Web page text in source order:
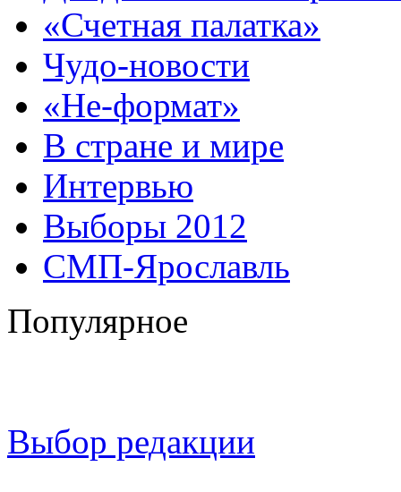
«Счетная палатка»
Чудо-новости
«Не-формат»
В стране и мире
Интервью
Выборы 2012
СМП-Ярославль
Популярное
Выбор редакции